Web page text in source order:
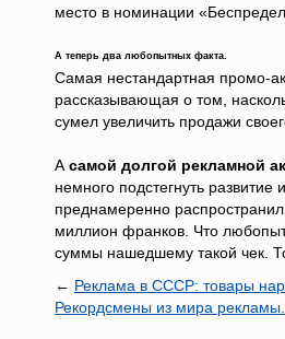
место в номинации
А теперь два любопытных факта.
Самая нестандартная промо-
рассказывающая о том,
сумел увеличить продажи
А самой долгой рекламной
немного подстегнуть
преднамеренно
миллион франков. Что
суммы нашедшему такой чек.
← Реклама в СССР: товары
Рекордсмены из мира